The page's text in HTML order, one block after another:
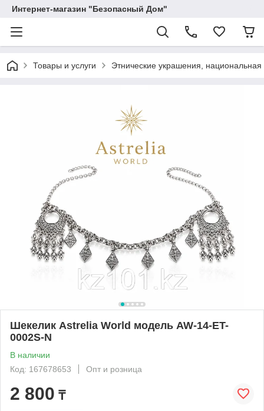
Интернет-магазин "Безопасный Дом"
Товары и услуги Этнические украшения, национальная
Шекелик Astrelia World модель AW-14-ET-
0002S-N
В наличии
Код: 167678653
Опт и розница
2 800 ₸